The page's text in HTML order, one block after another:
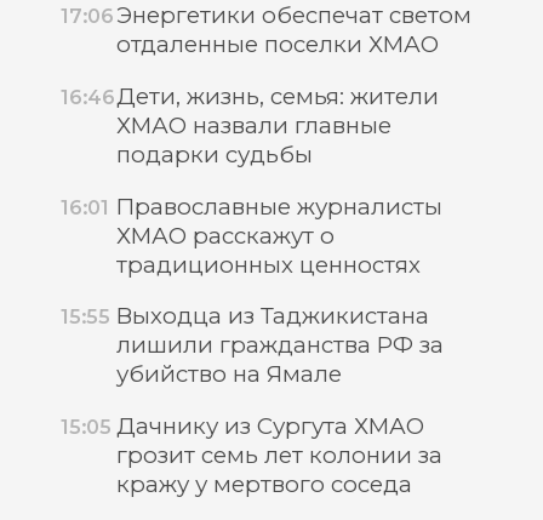
17:06 Энергетики обеспечат светом
отдаленные поселки ХМАО
16:46Дети, жизнь, семья: жители
ХМАО назвали главные
подарки судьбы
16:01 Православные журналисты
ХМАО расскажут о
традиционных ценностях
15:55 Выходца из Таджикистана
лишили гражданства РФ за
убийство на Ямале
15:05 Дачнику из Сургута ХМАО
грозит семь лет колонии за
кражу у мертвого соседа